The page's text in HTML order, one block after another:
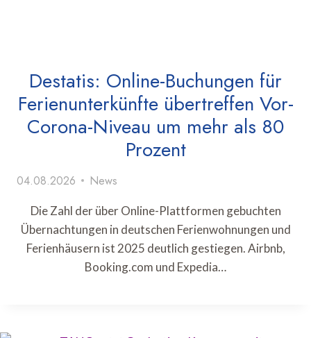
Destatis: Online-Buchungen für
Ferienunterkünfte übertreffen Vor-
Corona-Niveau um mehr als 80
Prozent
04.08.2026 News
Die Zahl der über Online-Plattformen gebuchten
Übernachtungen in deutschen Ferienwohnungen und
Ferienhäusern ist 2025 deutlich gestiegen. Airbnb,
Booking.com und Expedia…